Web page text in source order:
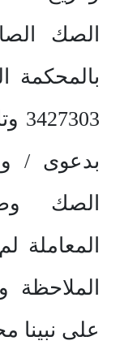
الصك
بدعوى /
الصك
المعاملة
الملاحظة
على نبينا